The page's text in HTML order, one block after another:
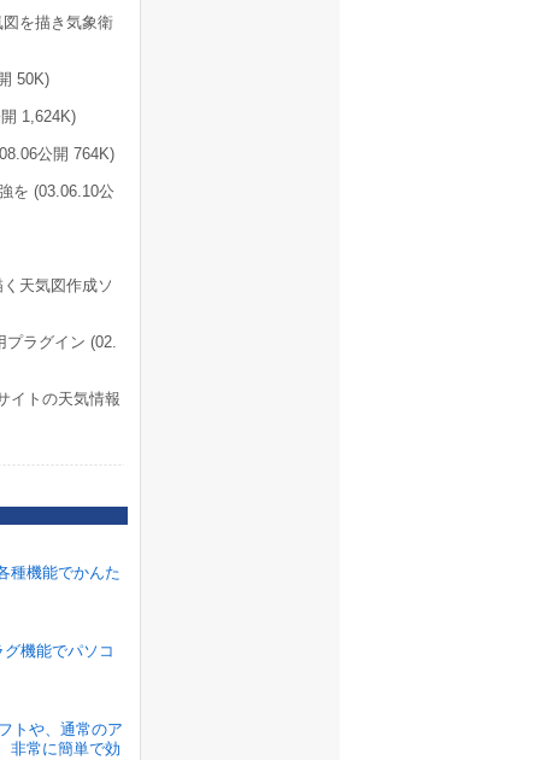
を描き気象衛
50K)
1,624K)
公開 764K)
を (03.06.10公
天気図作成ソ
ラグイン (02.
イトの天気情報
種機能でかんた
機能でパソコ
トや、通常のア
非常に簡単で効